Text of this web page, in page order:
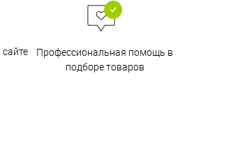
Профессиональная помощь в
подборе товаров